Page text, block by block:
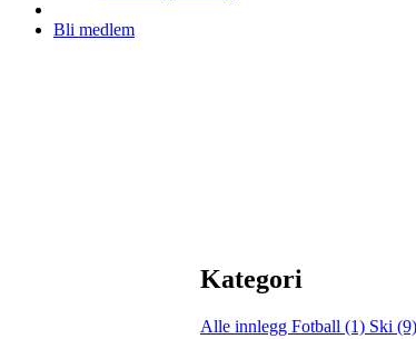
Bli medlem
Kategori
Alle innlegg Fotball (1) Ski (9)